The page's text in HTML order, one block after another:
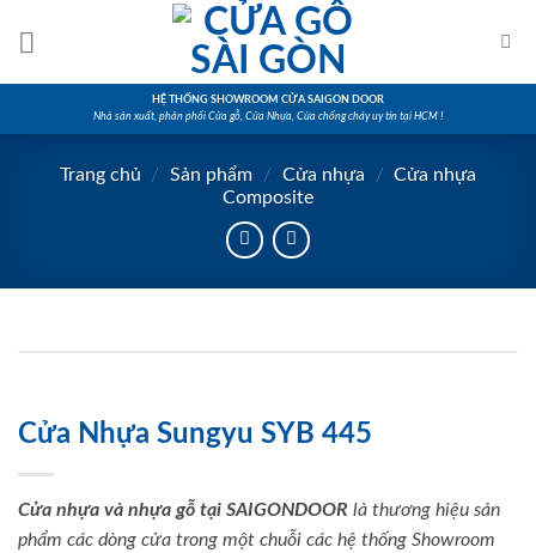
HỆ THỐNG SHOWROOM CỬA SAIGON DOOR
Nhà sản xuất, phân phối Cửa gỗ, Cửa Nhựa, Cửa chống cháy uy tín tại HCM !
Trang chủ / Sản phẩm / Cửa nhựa / Cửa nhựa
Composite
Cửa Nhựa Sungyu SYB 445
Cửa nhựa và nhựa gỗ tại SAIGONDOOR là thương hiệu sản
phẩm các dòng cửa trong một chuỗi các hệ thống Showroom